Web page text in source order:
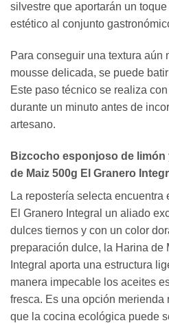
silvestre que aportarán un
estético al conjunto
Para conseguir una textura aún
mousse delicada, se puede
Este paso técnico se realiza
durante un minuto antes de
artesano.
Bizcocho esponjoso de
de Maiz 500g El Granero
La repostería selecta
El Granero Integral un aliado
dulces tiernos y con un color
preparación dulce, la Harina de
Integral aporta una estructura
manera impecable los aceites
fresca. Es una opción merienda
que la cocina ecológica puede